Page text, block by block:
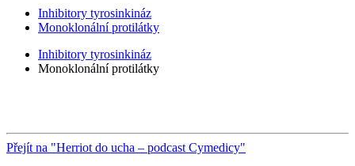
Inhibitory tyrosinkináz
Monoklonální protilátky
Inhibitory tyrosinkináz
Monoklonální protilátky
Přejít na "Herriot do ucha – podcast Cymedicy"